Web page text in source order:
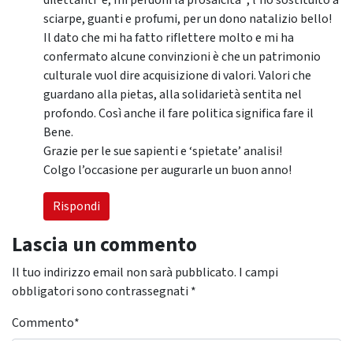
sciarpe, guanti e profumi, per un dono natalizio bello!
Il dato che mi ha fatto riflettere molto e mi ha
confermato alcune convinzioni è che un patrimonio
culturale vuol dire acquisizione di valori. Valori che
guardano alla pietas, alla solidarietà sentita nel
profondo. Così anche il fare politica significa fare il
Bene.
Grazie per le sue sapienti e ‘spietate’ analisi!
Colgo l’occasione per augurarle un buon anno!
Rispondi
Lascia un commento
Il tuo indirizzo email non sarà pubblicato. I campi
obbligatori sono contrassegnati *
Commento*